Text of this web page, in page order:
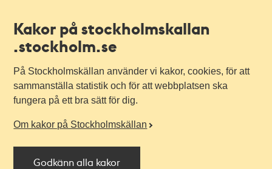
Kakor på stockholmskallan
.stockholm.se
På Stockholmskällan använder vi kakor, cookies, för att
sammanställa statistik och för att webbplatsen ska
fungera på ett bra sätt för dig.
Om kakor på Stockholmskällan
Godkänn alla kakor